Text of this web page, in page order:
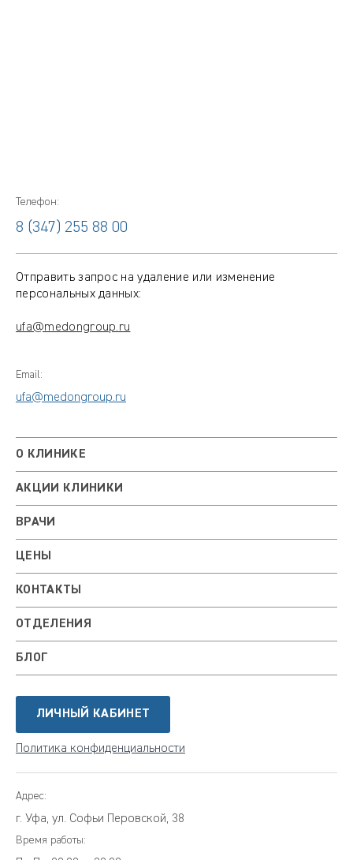
Телефон:
8 (347) 255 88 00
Отправить запрос на удаление или изменение
персональных данных:
ufa@medongroup.ru
Email:
ufa@medongroup.ru
О КЛИНИКЕ
АКЦИИ КЛИНИКИ
ВРАЧИ
ЦЕНЫ
КОНТАКТЫ
ОТДЕЛЕНИЯ
БЛОГ
ЛИЧНЫЙ КАБИНЕТ
Политика конфиденциальности
Адрес:
г. Уфа, ул. Софьи Перовской, 38
Время работы: